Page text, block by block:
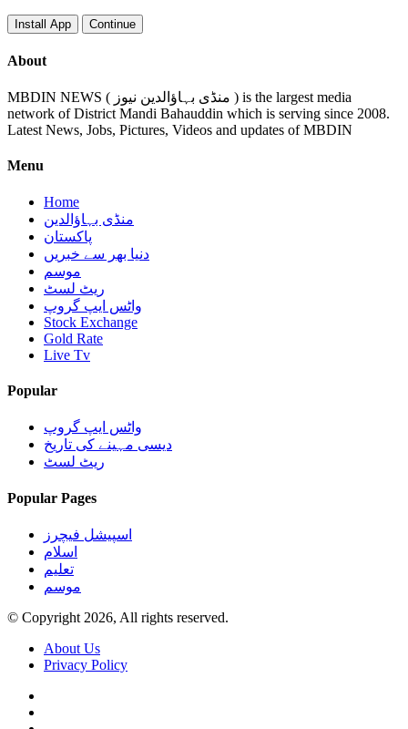
Install App Continue
About
MBDIN NEWS ( منڈی بہاؤالدین نیوز ) is the largest media
network of District Mandi Bahauddin which is serving since 2008.
Latest News, Jobs, Pictures, Videos and updates of MBDIN
Menu
Home
منڈی بہاؤالدین
پاکستان
دنیا بھر سے خبریں
موسم
ریٹ لسٹ
واٹس ایپ گروپ
Stock Exchange
Gold Rate
Live Tv
Popular
واٹس ایپ گروپ
دیسی مہینے کی تاریخ
ریٹ لسٹ
Popular Pages
اسپیشل فیچرز
اسلام
تعلیم
موسم
© Copyright 2026, All rights reserved.
About Us
Privacy Policy